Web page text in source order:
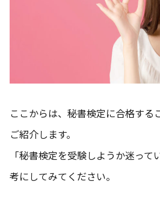
ここからは、秘書検定に合格する
ご紹介します。
「秘書検定を受験しようか迷っ
考にしてみてください。